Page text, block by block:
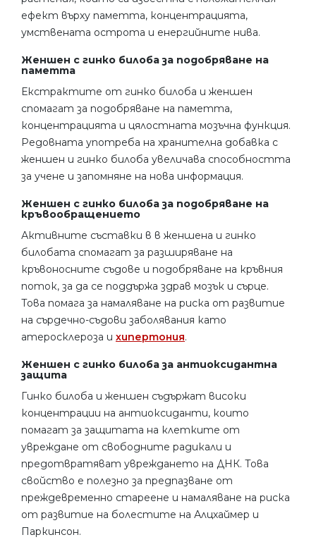
ефект върху паметта, концентрацията,
умствената острота и енергийните нива.
Женшен с гинко билоба за подобряване на
паметта
Екстрактите от гинко билоба и женшен
спомагат за подобряване на паметта,
концентрацията и цялостната мозъчна функция.
Редовната употреба на хранителна добавка с
женшен и гинко билоба увеличава способността
за учене и запомняне на нова информация.
Женшен с гинко билоба за подобряване на
кръвообращението
Активните съставки в в женшена и гинко
билобата спомагат за разширяване на
кръвоносните съдове и подобряване на кръвния
поток, за да се поддържа здрав мозък и сърце.
Това помага за намаляване на риска от развитие
на сърдечно-съдови заболявания като
атеросклероза и хипертония.
Женшен с гинко билоба за антиоксидантна
защита
Гинко билоба и женшен съдържат високи
концентрации на антиоксиданти, които
помагат за защитата на клетките от
увреждане от свободните радикали и
предотвратяват увреждането на ДНК. Това
свойство е полезно за предпазване от
преждевременно стареене и намаляване на риска
от развитие на болестите на Алцхаймер и
Паркинсон.